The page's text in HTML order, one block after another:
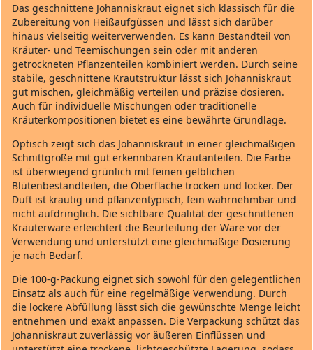
Das geschnittene Johanniskraut eignet sich klassisch für die
Zubereitung von Heißaufgüssen und lässt sich darüber
hinaus vielseitig weiterverwenden. Es kann Bestandteil von
Kräuter‑ und Teemischungen sein oder mit anderen
getrockneten Pflanzenteilen kombiniert werden. Durch seine
stabile, geschnittene Krautstruktur lässt sich Johanniskraut
gut mischen, gleichmäßig verteilen und präzise dosieren.
Auch für individuelle Mischungen oder traditionelle
Kräuterkompositionen bietet es eine bewährte Grundlage.
Optisch zeigt sich das Johanniskraut in einer gleichmäßigen
Schnittgröße mit gut erkennbaren Krautanteilen. Die Farbe
ist überwiegend grünlich mit feinen gelblichen
Blütenbestandteilen, die Oberfläche trocken und locker. Der
Duft ist krautig und pflanzentypisch, fein wahrnehmbar und
nicht aufdringlich. Die sichtbare Qualität der geschnittenen
Kräuterware erleichtert die Beurteilung der Ware vor der
Verwendung und unterstützt eine gleichmäßige Dosierung
je nach Bedarf.
Die 100‑g‑Packung eignet sich sowohl für den gelegentlichen
Einsatz als auch für eine regelmäßige Verwendung. Durch
die lockere Abfüllung lässt sich die gewünschte Menge leicht
entnehmen und exakt anpassen. Die Verpackung schützt das
Johanniskraut zuverlässig vor äußeren Einflüssen und